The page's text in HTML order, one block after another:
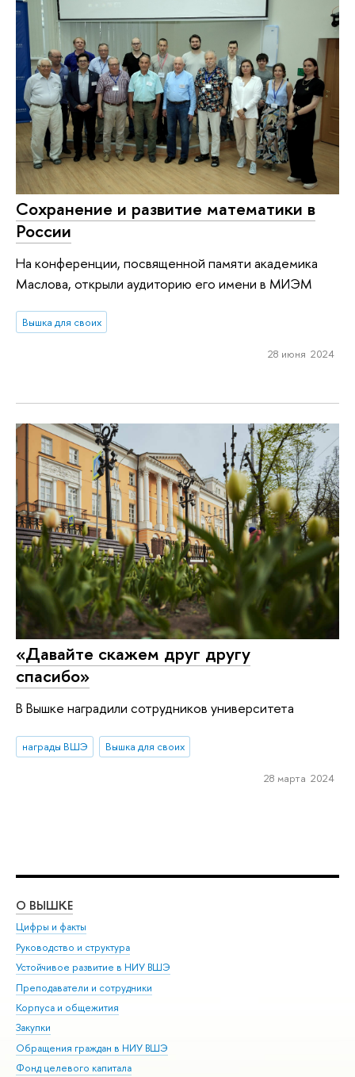
Сохранение и развитие математики в
России
На конференции, посвященной памяти академика
Маслова, открыли аудиторию его имени в МИЭМ
Вышка для своих
28 июня 2024
«Давайте скажем друг другу
спасибо»
В Вышке наградили сотрудников университета
награды ВШЭ Вышка для своих
28 марта 2024
О ВЫШКЕ
Цифры и факты
Руководство и структура
Устойчивое развитие в НИУ ВШЭ
Преподаватели и сотрудники
Корпуса и общежития
Закупки
Обращения граждан в НИУ ВШЭ
Фонд целевого капитала